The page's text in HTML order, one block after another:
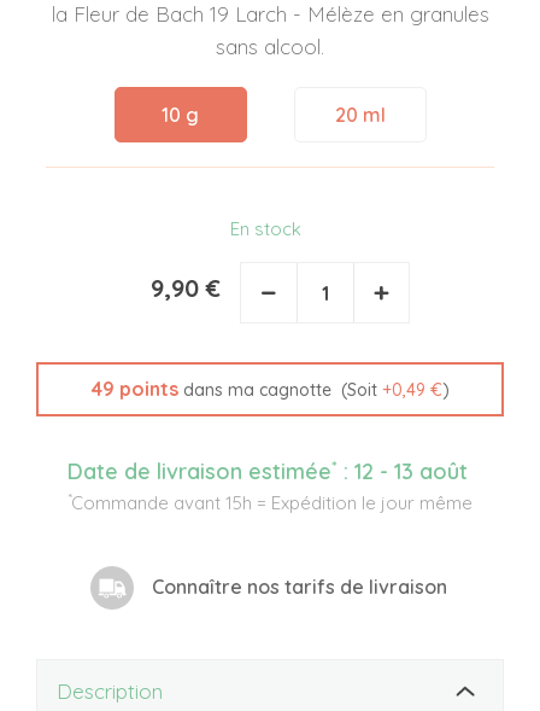
la Fleur de Bach 19 Larch - Mélèze en granules
sans alcool.
10 g 20 ml
En stock
9,90 € − +
49 pointsdans ma cagnotte (Soit +0,49 €)
Date de livraison estimée* : 12 - 13 août
*Commande avant 15h = Expédition le jour même
Connaître nos tarifs de livraison
Description